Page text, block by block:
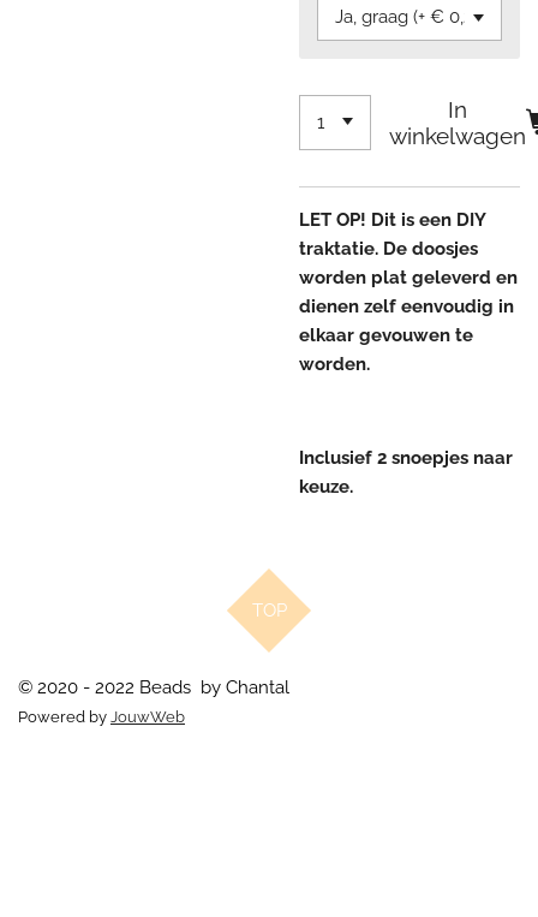
In
winkelwagen
LET OP! Dit is een DIY
traktatie. De doosjes
worden plat geleverd en
dienen zelf eenvoudig in
elkaar gevouwen te
worden.
Inclusief 2 snoepjes naar
keuze.
TOP
© 2020 - 2022 Beads by Chantal
Powered by JouwWeb